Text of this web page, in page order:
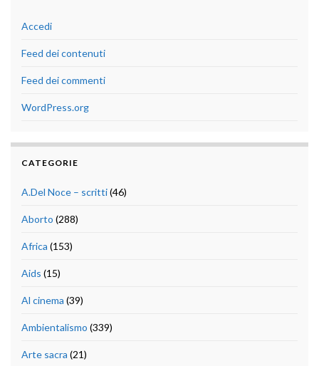
Accedi
Feed dei contenuti
Feed dei commenti
WordPress.org
CATEGORIE
A.Del Noce – scritti(46)
Aborto (288)
Africa (153)
Aids (15)
Al cinema (39)
Ambientalismo (339)
Arte sacra (21)